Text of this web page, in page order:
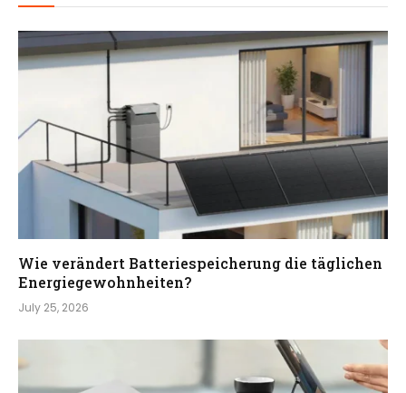
Wie verändert Batteriespeicherung die täglichen
Energiegewohnheiten?
July 25, 2026